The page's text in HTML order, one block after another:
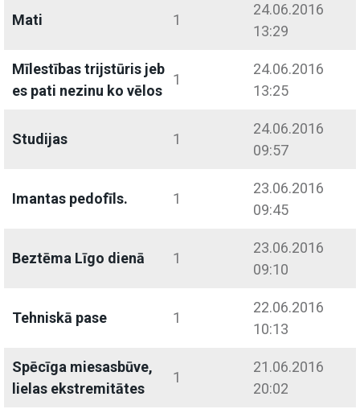
Mati 1
24.06.2016
13:29
Mīlestības trijstūris jeb
es pati nezinu ko vēlos
1
24.06.2016
13:25
Studijas 1
24.06.2016
09:57
Imantas pedofīls. 1
23.06.2016
09:45
Beztēma Līgo dienā 1
23.06.2016
09:10
Tehniskā pase 1
22.06.2016
10:13
Spēcīga miesasbūve,
lielas ekstremitātes
1
21.06.2016
20:02